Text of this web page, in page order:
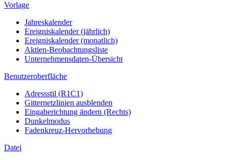
Vorlage
Jahreskalender
Ereigniskalender (jährlich)
Ereigniskalender (monatlich)
Aktien-Beobachtungsliste
Unternehmensdaten-Übersicht
Benutzeroberfläche
Adressstil (R1C1)
Gitternetzlinien ausblenden
Eingaberichtung ändern (Rechts)
Dunkelmodus
Fadenkreuz-Hervorhebung
Datei